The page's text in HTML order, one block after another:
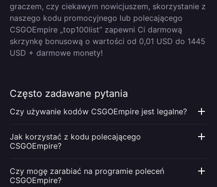
graczem, czy ciekawym nowicjuszem, skorzystanie z
naszego kodu promocyjnego lub polecającego
CSGOEmpire „top100list” zapewni Ci darmową
skrzynkę bonusową o wartości od 0,01 USD do 1445
USD + darmowe monety!
Często zadawane pytania
Czy używanie kodów CSGOEmpire jest legalne?
Jak korzystać z kodu polecającego
CSGOEmpire?
Czy mogę zarabiać na programie poleceń
CSGOEmpire?